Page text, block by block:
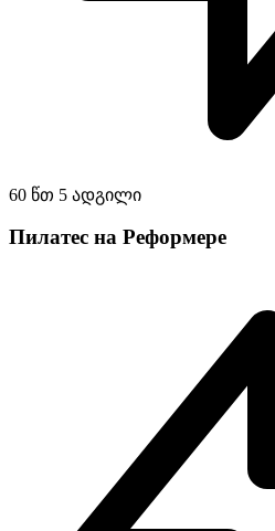
60 წთ 5 ადგილი
Пилатес на Реформере